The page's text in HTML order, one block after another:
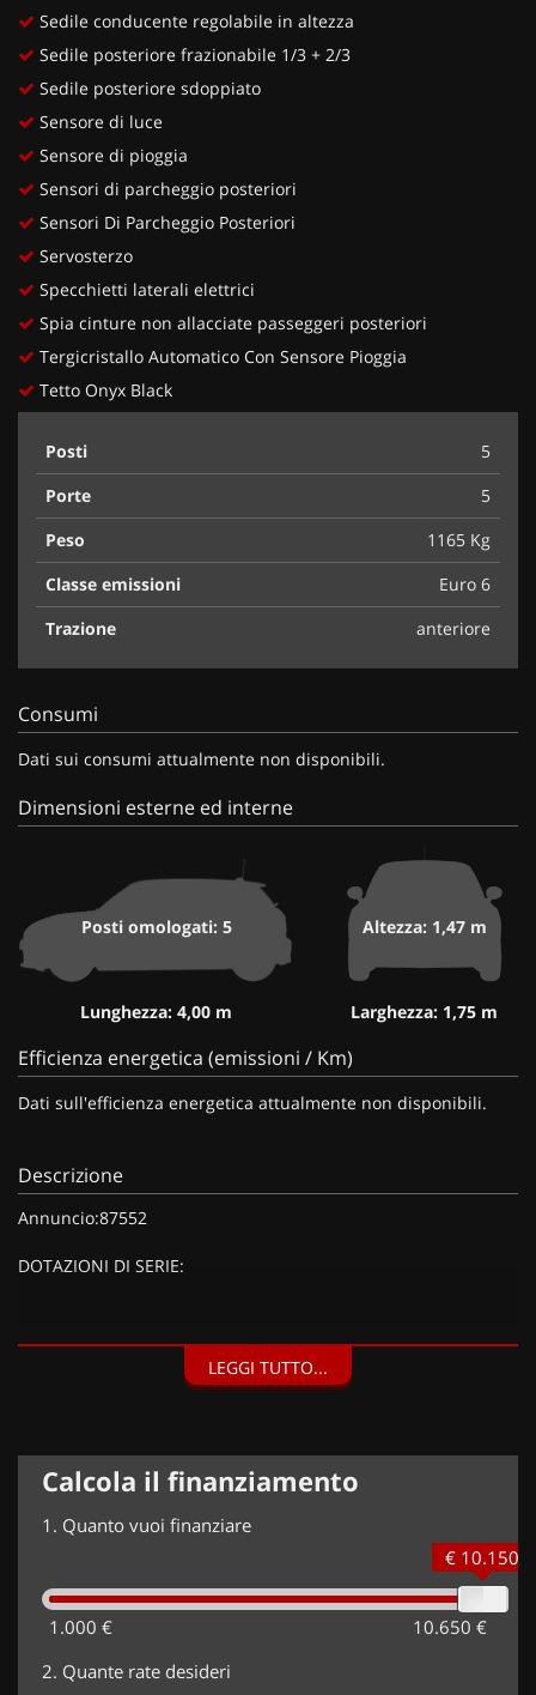
Sedile conducente regolabile in altezza
Sedile posteriore frazionabile 1/3 + 2/3
Sedile posteriore sdoppiato
Sensore di luce
Sensore di pioggia
Sensori di parcheggio posteriori
Sensori Di Parcheggio Posteriori
Servosterzo
Specchietti laterali elettrici
Spia cinture non allacciate passeggeri posteriori
Tergicristallo Automatico Con Sensore Pioggia
Tetto Onyx Black
Posti
5
Porte
5
Peso
1165 Kg
Classe emissioni
Euro 6
Trazione
anteriore
Consumi
Dati sui consumi attualmente non disponibili.
Dimensioni esterne ed interne
Posti omologati: 5
Lunghezza: 4,00 m
Altezza: 1,47 m
Larghezza: 1,75 m
Efficienza energetica (emissioni / Km)
Dati sull'efficienza energetica attualmente non disponibili.
Descrizione
Annuncio:87552
DOTAZIONI DI SERIE:
Cerchi in lega 16" Matrix, Tetto in tinta Sport Red, Pack
LEGGI TUTTO...
Calcola il finanziamento
1. Quanto vuoi finanziare
1.000 € 10.650 €
€ 10.150
2. Quante rate desideri